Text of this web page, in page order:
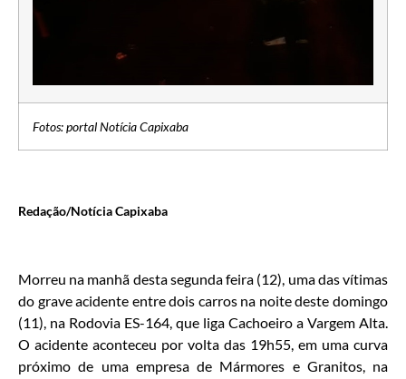
Fotos: portal Notícia Capixaba
Redação/Notícia Capixaba
Morreu na manhã desta segunda feira (12), uma das vítimas
do grave acidente entre dois carros na noite deste domingo
(11), na Rodovia ES-164, que liga Cachoeiro a Vargem Alta.
O acidente aconteceu por volta das 19h55, em uma curva
próximo de uma empresa de Mármores e Granitos, na